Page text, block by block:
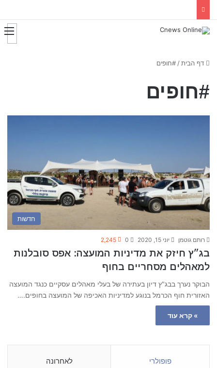
דף הבית/ #חופים
#חופים
חדשות
רותם גוטמן יוני 15, 2020 0
2,245
בג״ץ חיזק את מדיניות המועצה: אפס סובלנות
למאהלים מסחריים בחוף
הבוקר נערך בבג"ץ דיון בעתירה של בעלי מאהלים עסקיים כנגד המועצה
האזורית חוף הכרמל בנוגע למדיניות האכיפה של המועצה בחופים.…
» קרא עוד
פופולרי לאחרונה